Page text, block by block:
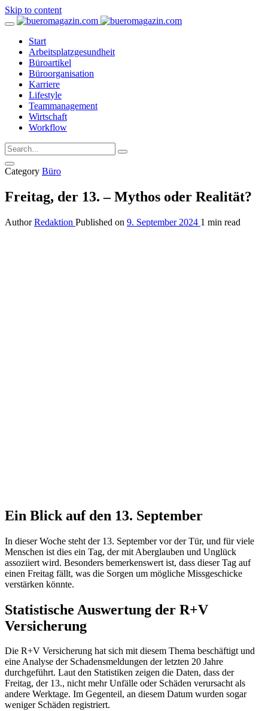
Skip to content
Start
Arbeitsplatzgesundheit
Büroartikel
Büroorganisation
Karriere
Lifestyle
Teammanagement
Wirtschaft
Workflow
Category Büro
Freitag, der 13. – Mythos oder Realität?
Author Redaktion Published on 9. September 2024 1 min read
Ein Blick auf den 13. September
In dieser Woche steht der 13. September vor der Tür, und für viele
Menschen ist dies ein Tag, der mit Aberglauben und Unglück
assoziiert wird. Besonders bemerkenswert ist, dass dieser Tag auf
einen Freitag fällt, was die Sorgen um mögliche Missgeschicke
verstärken könnte.
Statistische Auswertung der R+V
Versicherung
Die R+V Versicherung hat sich mit diesem Thema beschäftigt und
eine Analyse der Schadensmeldungen der letzten 20 Jahre
durchgeführt. Laut den Statistiken zeigen die Daten, dass der
Freitag, der 13., nicht mehr Unfälle oder Schäden verursacht als
andere Werktage. Im Gegenteil, an diesem Datum wurden sogar
weniger Schäden registriert.